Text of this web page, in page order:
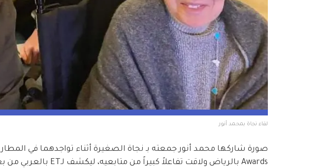
لقاء نجاة بمحمد أنور
Awards بالرياض ولاقت تفاعلاً كبيراً من متابعيه، ليكشف لـET بالعربي من بعدها عبر تسحيل صوتي كواليس اللقاء.